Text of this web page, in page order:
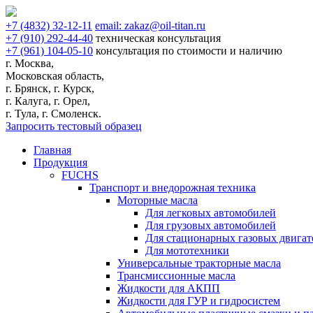
+7 (4832) 32-12-11 email: zakaz@oil-titan.ru
+7 (910) 292-44-40 техническая консультация
+7 (961) 104-05-10 консультация по стоимости и наличию
г. Москва,
Московская область,
г. Брянск, г. Курск,
г. Калуга, г. Орел,
г. Тула, г. Смоленск.
Запросить тестовый образец
Главная
Продукция
FUCHS
Транспорт и внедорожная техника
Моторные масла
Для легковых автомобилей
Для грузовых автомобилей
Для стационарных газовых
Для мототехники
Универсальные тракторные масла
Трансмиссионные масла
Жидкости для АКПП
Жидкости для ГУР и гидросистем